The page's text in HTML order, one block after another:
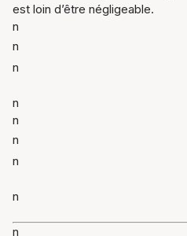
est loin d’être négligeable.
n
n
n
n
n
n
n
n
n